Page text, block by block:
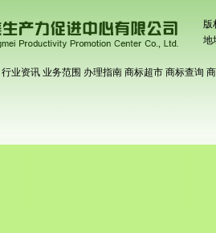
版
地
行业资讯 业务范围 办理指南 商标超市 商标查询